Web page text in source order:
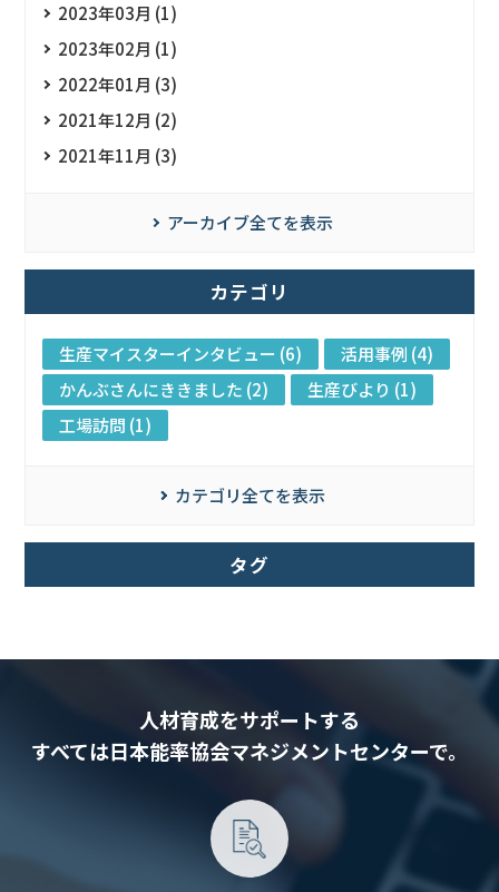
2023年03月 (1)
2023年02月 (1)
2022年01月 (3)
2021年12月 (2)
2021年11月 (3)
アーカイブ全てを表示
カテゴリ
生産マイスターインタビュー (6)
活用事例 (4)
かんぶさんにききました (2)
生産びより (1)
工場訪問 (1)
カテゴリ全てを表示
タグ
人材育成をサポートする
すべては日本能率協会マネジメントセンターで。